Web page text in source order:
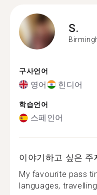
S.
구사언어
영어 힌디어
학습언어
스페인어
이야기하고 싶은 주
My favourite pass
languages,